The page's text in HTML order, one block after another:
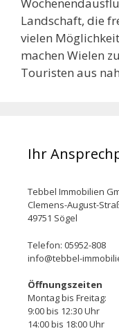
Landschaft, die
vielen
machen Wielen
Touristen aus
Ihr
Tebbel Immobilien
Clemens-August-
49751 Sögel
Telefon: 05952-808
info@tebbel-
Öffnungszeiten
Montag bis Freitag:
9:00 bis 12:30 Uhr
14:00 bis 18:00 Uhr